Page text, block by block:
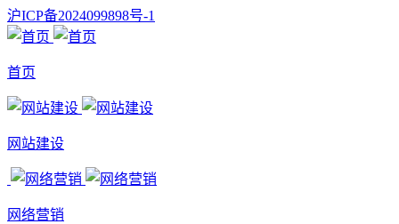
沪ICP备2024099898号-1
首页
网站建设
网络营销